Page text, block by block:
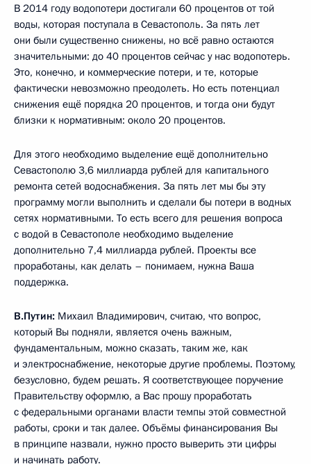
В 2014 году водопотери достигали 60 процентов от той
воды, которая поступала в Севастополь. За пять лет
они были существенно снижены, но всё равно остаются
значительными: до 40 процентов сейчас у нас водопотерь.
Это, конечно, и коммерческие потери, и те, которые
фактически невозможно преодолеть. Но есть потенциал
снижения ещё порядка 20 процентов, и тогда они будут
близки к нормативным: около 20 процентов.
Для этого необходимо выделение ещё дополнительно
Севастополю 3,6 миллиарда рублей для капитального
ремонта сетей водоснабжения. За пять лет мы бы эту
программу могли выполнить и сделали бы потери в водных
сетях нормативными. То есть всего для решения вопроса
с водой в Севастополе необходимо выделение
дополнительно 7,4 миллиарда рублей. Проекты все
проработаны, как делать – понимаем, нужна Ваша
поддержка.
В.Путин: Михаил Владимирович, считаю, что вопрос,
который Вы подняли, является очень важным,
фундаментальным, можно сказать, таким же, как
и электроснабжение, некоторые другие проблемы. Поэтому,
безусловно, будем решать. Я соответствующее поручение
Правительству оформлю, а Вас прошу проработать
с федеральными органами власти темпы этой совместной
работы, сроки и так далее. Объёмы финансирования Вы
в принципе назвали, нужно просто выверить эти цифры
и начинать работу.